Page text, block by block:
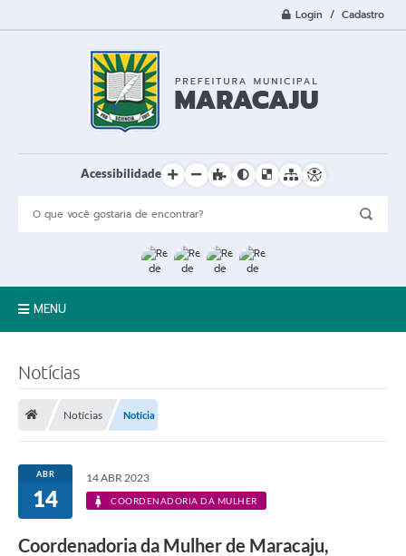
Login / Cadastro
Acessibilidade
MENU
LGPD
Licitações
Notícias
Notícias Notícia
ABR
14
14 ABR 2023
COORDENADORIA DA MULHER
Coordenadoria da Mulher de Maracaju,